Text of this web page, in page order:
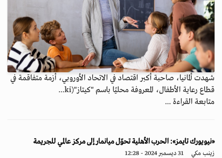
شهدت ألمانيا، صاحبة أكبر اقتصاد في الاتحاد الأوروبي، أزمة متفاقمة في
قطاع رعاية الأطفال، المعروفة محليًا باسم "كيتاز"(ki...
متابعة القراءة ...
«نيويورك تايمز»: الحرب الأهلية تحوّل ميانمار إلى مركز عالمي للجريمة
زينب مكي 31 ديسمبر 2024 - 12:28